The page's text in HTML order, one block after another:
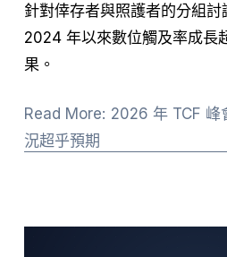
針對倖存者與照護者的分組
2024 年以來數位觸及率成長
果。
Read More: 2026 年 TCF 峰
況超乎預期